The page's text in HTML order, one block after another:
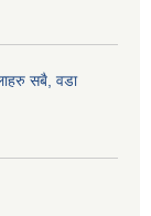
सबै, वडा